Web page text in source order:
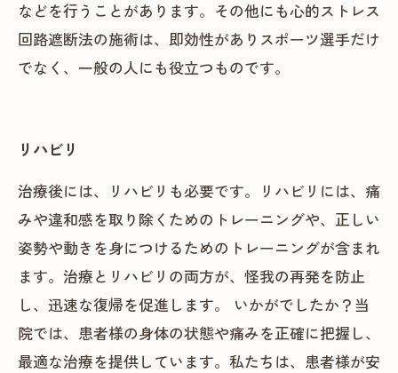
などを行うことがあります。その他にも心的ストレス
回路遮断法の施術は、即効性がありスポーツ選手だけ
でなく、一般の人にも役立つものです。
リハビリ
治療後には、リハビリも必要です。リハビリには、痛
みや違和感を取り除くためのトレーニングや、正しい
姿勢や動きを身につけるためのトレーニングが含まれ
ます。治療とリハビリの両方が、怪我の再発を防止
し、迅速な復帰を促進します。 いかがでしたか？当
院では、患者様の身体の状態や痛みを正確に把握し、
最適な治療を提供しています。私たちは、患者様が安